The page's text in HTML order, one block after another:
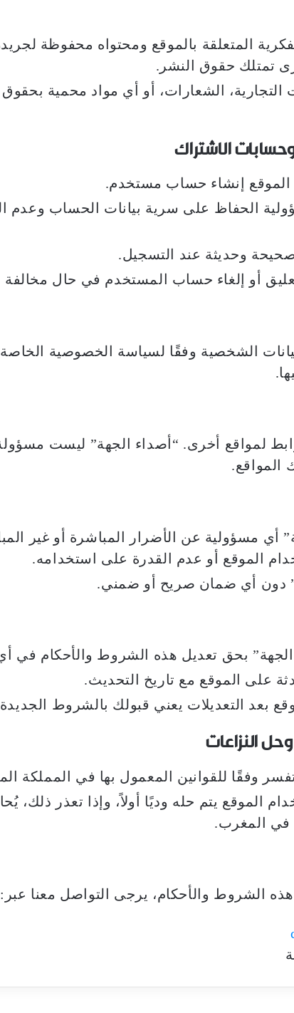
المتعلقة بالموقع ومحتواه محفوظة
تمتلك حقوق النشر.
التجارية، الشعارات، أو أي مواد محمية بحقوق
إنشاء حساب مستخدم.
الحفاظ على سرية بيانات الحساب وعدم
وحديثة عند التسجيل.
أو إلغاء حساب المستخدم في حال
الشخصية وفقًا لسياسة الخصوصية الخاصة
لمواقع أخرى. “أصداء الجهة” ليست
المواقع.
أي مسؤولية عن الأضرار المباشرة أو غير
الموقع أو عدم القدرة على استخدامه.
دون أي ضمان صريح أو ضمني.
بحق تعديل هذه الشروط والأحكام في
على الموقع مع تاريخ التحديث.
بعد التعديلات يعني قبولك بالشروط
وفقًا للقوانين المعمول بها في المملكة
الموقع يتم حله وديًا أولاً، وإذا تعذر ذلك،
في المغرب.
الشروط والأحكام، يرجى التواصل معنا عبر: